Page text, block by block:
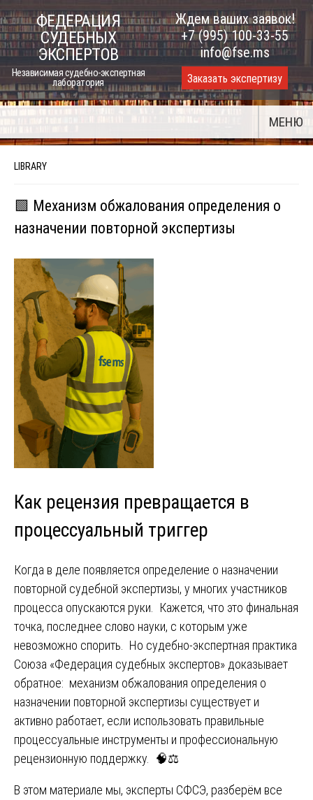
Skip
to
content
ФЕДЕРАЦИЯ
СУДЕБНЫХ
ЭКСПЕРТОВ
Независимая судебно-экспертная
лаборатория
Ждем ваших заявок!
+7 (995) 100-33-55
info@fse.ms
Заказать экспертизу
МЕНЮ
LIBRARY
🟩 Механизм обжалования определения о
назначении повторной экспертизы
Как рецензия превращается в
процессуальный триггер
Когда в деле появляется определение о назначении
повторной судебной экспертизы, у многих участников
процесса опускаются руки. Кажется, что это финальная
точка, последнее слово науки, с которым уже
невозможно спорить. Но судебно-экспертная практика
Союза «Федерация судебных экспертов» доказывает
обратное: механизм обжалования определения о
назначении повторной экспертизы существует и
активно работает, если использовать правильные
процессуальные инструменты и профессиональную
рецензионную поддержку. 🧠⚖️
В этом материале мы, эксперты СФСЭ, разберём все